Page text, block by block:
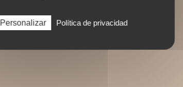
Personalizar Política de privacidad